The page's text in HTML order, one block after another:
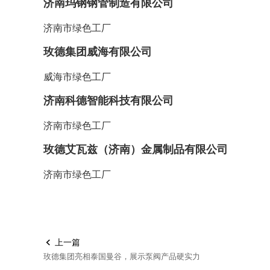
济南玛钢钢管制造有限公司
济南市绿色工厂
玫德集团威海有限公司
威海市绿色工厂
济南科德智能科技有限公司
济南市绿色工厂
玫德艾瓦兹（济南）金属制品有限公司
济南市绿色工厂
 上一篇
玫德集团亮相泰国曼谷，展示泵阀产品硬实力